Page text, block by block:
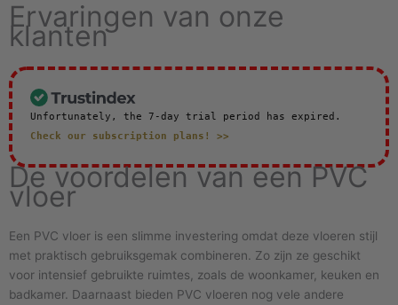
Ervaringen van onze
klanten
Unfortunately, the 7-day trial period has expired.
Check our subscription plans! >>
De voordelen van een PVC
vloer
Een PVC vloer is een slimme investering omdat deze vloeren stijl
met praktisch gebruiksgemak combineren. Zo zijn ze geschikt
voor intensief gebruikte ruimtes, zoals de woonkamer, keuken en
badkamer. Daarnaast bieden PVC vloeren nog vele andere